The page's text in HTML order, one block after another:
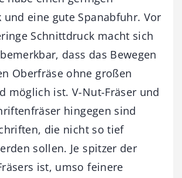
und eine gute Spanabfuhr. Vor
Schnittdruck macht sich
dass das Bewegen
Oberfräse ohne großen
möglich ist. V-Nut-Fräser und
hingegen sind
die nicht so tief
sollen. Je spitzer der
ist, umso feinere